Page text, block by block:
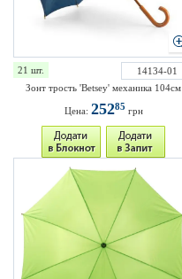
21 шт.
14134-01
Зонт трость 'Betsey' механика 104см
Цена: 25285 грн